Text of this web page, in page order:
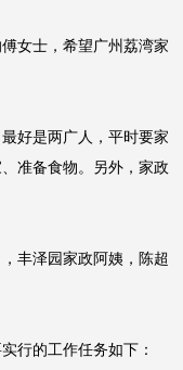
女士，希望广州荔湾家
好是两广人，平时要家
准备食物。另外，家政
丰泽园家政阿姨，陈超
行的工作任务如下：